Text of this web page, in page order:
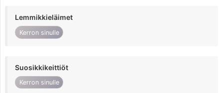
Lemmikkieläimet
Kerron sinulle
Suosikkikeittiöt
Kerron sinulle